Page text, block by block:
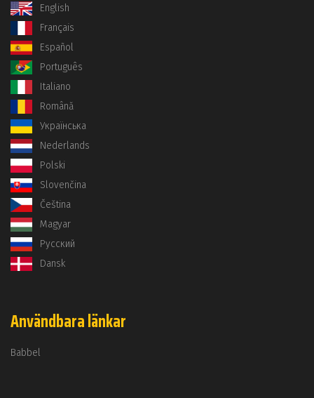
English
Français
Español
Português
Italiano
Română
Українська
Nederlands
Polski
Slovenčina
Čeština
Magyar
Русский
Dansk
Användbara länkar
Babbel